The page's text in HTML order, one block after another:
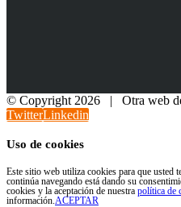
© Copyright 2026 | Otra web
TwitterLinkedin
Uso de cookies
Este sitio web utiliza cookies para que usted
continúa navegando está dando su
cookies y la aceptación de nuestra política de
información.ACEPTAR